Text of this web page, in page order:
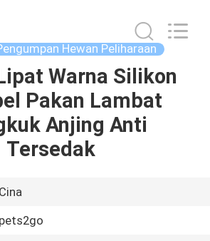
Hewan Peliharaan
Warna Silikon
Pakan Lambat
Anjing Anti
Tersedak
Cina
pets2go